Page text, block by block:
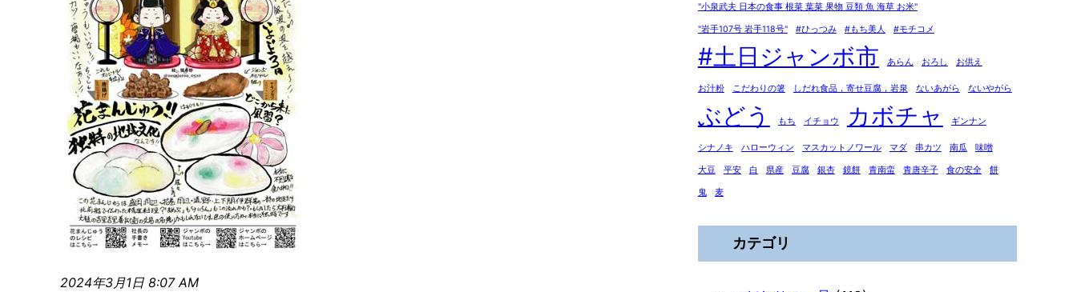
2024年3月1日 8:07 AM
"小泉武夫 日本の食事 根菜 葉菜 果物 豆類 魚 海草 お米"
"岩手107号 岩手118号" #ひっつみ #もち美人 #モチコメ
#土日ジャンボ市 あらん おろし お供え
お汁粉 こだわりの箸 しだれ食品，寄せ豆腐，岩泉 ないあがら ないやがら
ぶどう もち イチョウ カボチャ ギンナン
シナノキ ハローウィン マスカットノワール マダ 串カツ 南瓜 味噌
大豆 平安 白 県産 豆腐 銀杏 鏡餅 青南蛮 青唐辛子 食の安全 餅
鬼 麦
カテゴリ